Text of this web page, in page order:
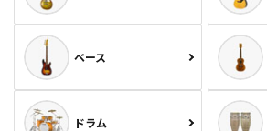
ベース
ドラム